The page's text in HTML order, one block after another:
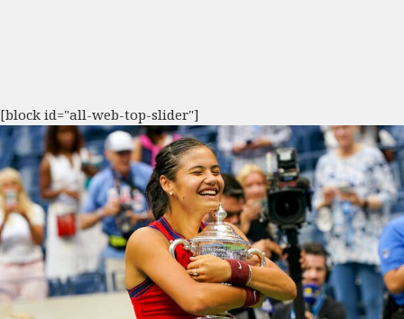
[block id="all-web-top-slider"]